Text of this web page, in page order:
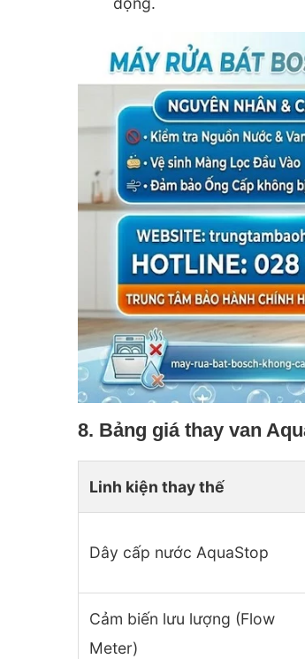
8. Bảng giá thay van
Linh kiện thay thế
Dây cấp nước AquaStop
Cảm biến lưu lượng (Flow
Meter)